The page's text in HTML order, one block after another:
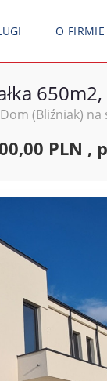
O FIRMIE
Dom (Bliźniak) na
PLN ,